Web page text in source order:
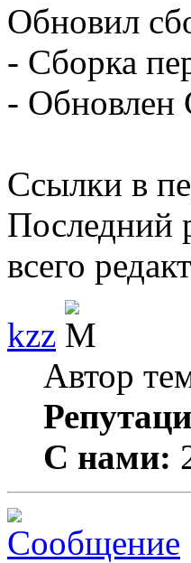
Обновил
- Сборка
- Обновлен
Ссылки в
Последний
всего
kzz
Автор
С нами: